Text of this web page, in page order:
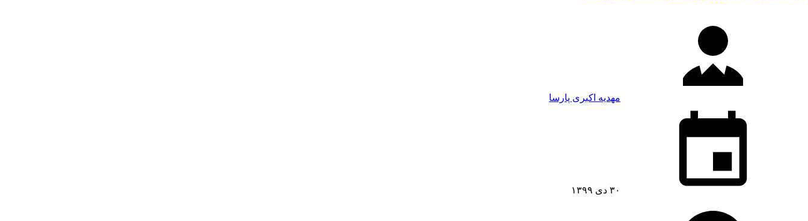
مهدیه اکبری پارسا
۳۰ دی ۱۳۹۹